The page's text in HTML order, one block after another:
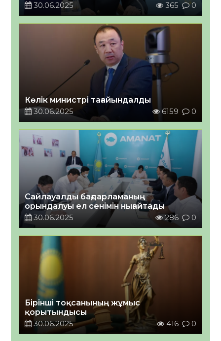
30.06.2025
365 0
Көлік министрі тағайындалды
30.06.2025
6159 0
Сайлауалды бағдарламаның
орындалуы ел сенімін нығайтады
30.06.2025
286 0
Бірінші тоқсанының жұмыс
қорытындысы
30.06.2025
416 0